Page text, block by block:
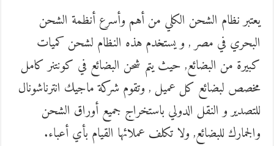
يعتبر نظام الشحن الكلي من أهم وأسرع أنظمة الشحن
البحري في مصر , و يستخدم هذه النظام لشحن كميات
كبيرة من البضائع, حيث يتم شحن البضائع في كونتنر كامل
مخصص لبضائع كل عميل , وتقوم شركة ماجيك انترناشونال
للتصدير و النقل الدولي باستخراج جميع أوراق الشحن
والجمارك للبضائع, ولا تكلف عملائها القيام بأي أعباء.